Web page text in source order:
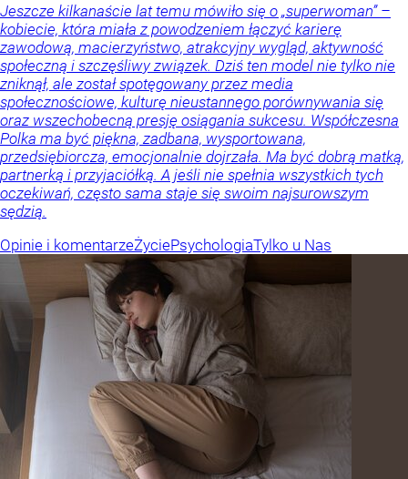
Jeszcze kilkanaście lat temu mówiło się o „superwoman” –
kobiecie, która miała z powodzeniem łączyć karierę
zawodową, macierzyństwo, atrakcyjny wygląd, aktywność
społeczną i szczęśliwy związek. Dziś ten model nie tylko nie
zniknął, ale został spotęgowany przez media
społecznościowe, kulturę nieustannego porównywania się
oraz wszechobecną presję osiągania sukcesu. Współczesna
Polka ma być piękna, zadbana, wysportowana,
przedsiębiorcza, emocjonalnie dojrzała. Ma być dobrą matką,
partnerką i przyjaciółką. A jeśli nie spełnia wszystkich tych
oczekiwań, często sama staje się swoim najsurowszym
sędzią.
Opinie i komentarzeŻyciePsychologiaTylko u Nas